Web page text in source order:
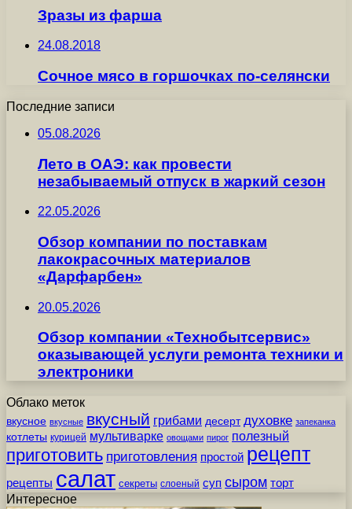
Зразы из фарша
24.08.2018
Сочное мясо в горшочках по-селянски
Последние записи
05.08.2026
Лето в ОАЭ: как провести
незабываемый отпуск в жаркий сезон
22.05.2026
Обзор компании по поставкам
лакокрасочных материалов
«Дарфарбен»
20.05.2026
Обзор компании «Технобытсервис»
оказывающей услуги ремонта техники и
электроники
Облако меток
вкусное вкусные вкусный грибами десерт духовке запеканка
котлеты курицей мультиварке овощами пирог полезный
приготовить приготовления простой рецепт
рецепты салат секреты слоеный суп сыром торт
Интересное